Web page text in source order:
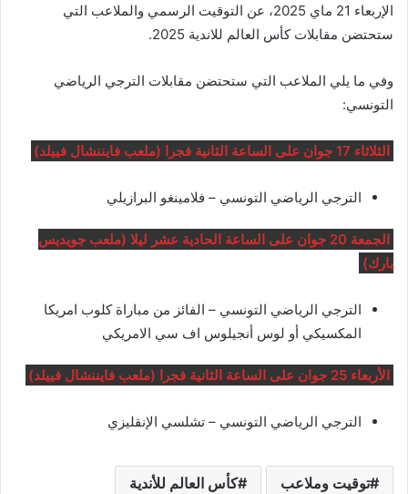
الإربعاء 21 ماي 2025، عن التوقيت الرسمي والملاعب التي
ستحتضن مقابلات كأس العالم للاندية 2025.
وفي ما يلي الملاعب التي ستحتضن مقابلات الترجي الرياضي
التونسي:
الثلاثاء 17 جوان على الساعة الثانية فجرا (ملعب فايننشال فييلد)
الترجي الرياضي التونسي – فلامينغو البرازيلي
الجمعة 20 جوان على الساعة الحادية عشر ليلا (ملعب جويديس
بارك)
الترجي الرياضي التونسي – الفائز من مباراة كلوب امريكا
المكسيكي أو لوس أنجيلوس اف سي الامريكي
الأربعاء 25 جوان على الساعة الثانية فجرا (ملعب فايننشال فييلد)
الترجي الرياضي التونسي – تشلسي الإنقليزي
توقيت وملاعب كأس العالم للأندية